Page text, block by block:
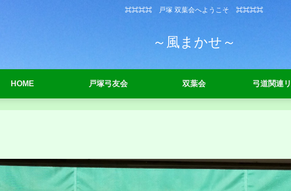
⌘⌘⌘⌘ 戸塚 双葉会へようこそ ⌘⌘⌘⌘
～風まかせ～
HOME 戸塚弓友会 双葉会 弓道関連